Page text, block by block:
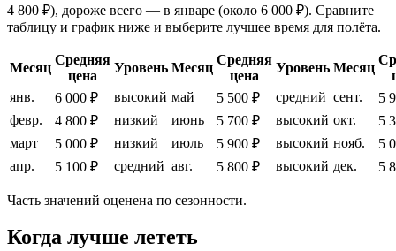
4 800 ₽), дороже всего — в январе (около 6 000 ₽). Сравните
таблицу и график ниже и выберите лучшее время для полёта.
Месяц
Средняя
цена
Уровень Месяц
Средняя
цена
Уровень Месяц
янв.
6 000 ₽ высокий май 5 500 ₽ средний сент.
5
февр.
4 800 ₽ низкий июнь 5 700 ₽ высокий окт.
5
март
5 000 ₽ низкий июль 5 900 ₽ высокий нояб.
5
апр.
5 100 ₽ средний авг. 5 800 ₽ высокий дек. 5
Часть значений оценена по сезонности.
Когда лучше лететь